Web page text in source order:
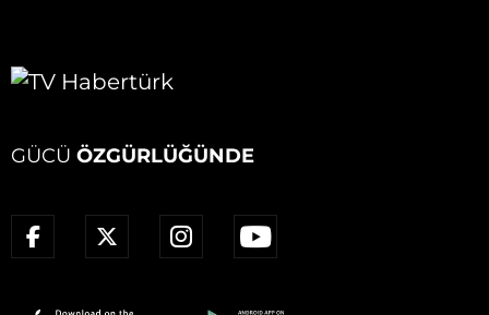
GÜCÜ ÖZGÜRLÜĞÜNDE